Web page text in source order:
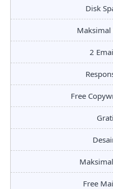
Disk
Maksimal
2
Free
Free